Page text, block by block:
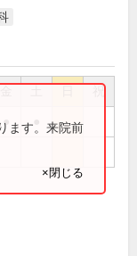
祝
●ます。来院前
×閉じる